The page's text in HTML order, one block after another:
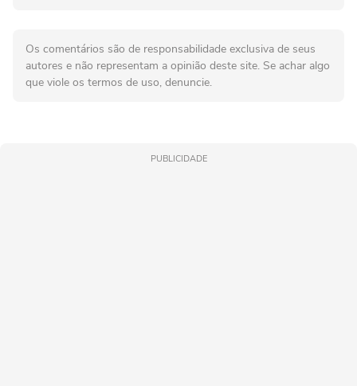
Os comentários são de responsabilidade exclusiva de seus
autores e não representam a opinião deste site. Se achar algo
que viole os termos de uso, denuncie.
PUBLICIDADE